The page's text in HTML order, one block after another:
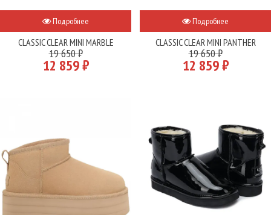
Подробнее
CLASSIC CLEAR MINI MARBLE
19 650 ₽
12 859 ₽
Подробнее
CLASSIC CLEAR MINI PANTHER
19 650 ₽
12 859 ₽